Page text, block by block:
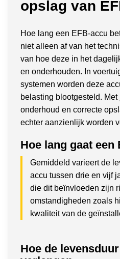
opslag van
Hoe lang een EFB-accu
niet alleen af van het
van hoe deze in het
en onderhouden. In
systemen worden deze
belasting blootgesteld.
onderhoud en correcte
echter aanzienlijk worden
Hoe lang gaat een
Gemiddeld varieert de
accu tussen drie en vijf
die dit beïnvloeden zijn
omstandigheden zoals
kwaliteit van de
Hoe de